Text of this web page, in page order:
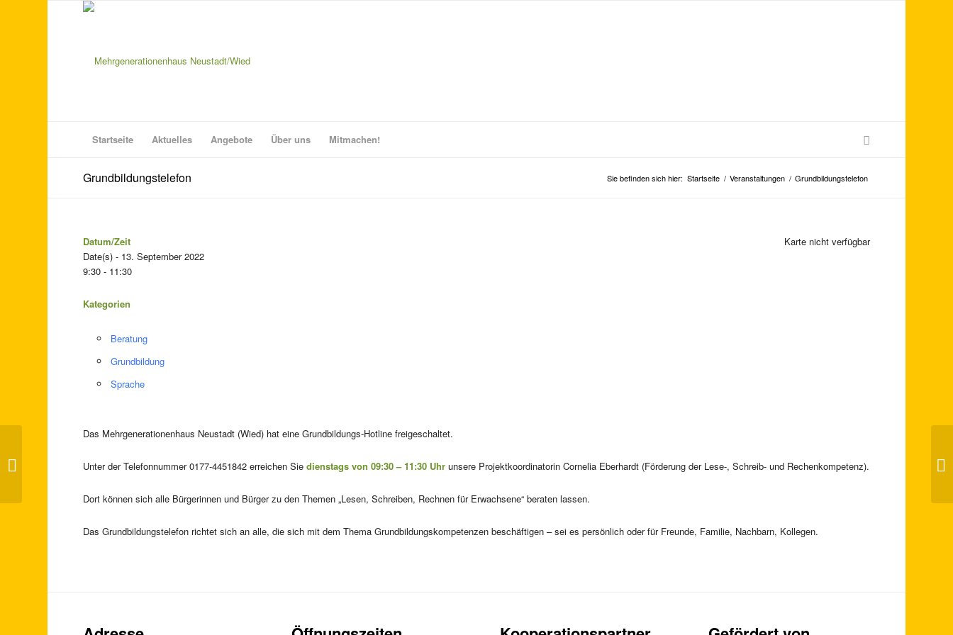
Startseite Aktuelles Angebote Über uns Mitmachen!
Grundbildungstelefon Sie befinden sich hier: Startseite / Veranstaltungen / Grundbildungstelefon
Karte nicht verfügbar
Datum/Zeit
Date(s) - 13. September 2022
9:30 - 11:30
Kategorien
Beratung
Grundbildung
Sprache
Das Mehrgenerationenhaus Neustadt (Wied) hat eine Grundbildungs-Hotline freigeschaltet.
Unter der Telefonnummer 0177-4451842 erreichen Siedienstags von 09:30 – 11:30 Uhr unsere Projektkoordinatorin Cornelia Eberhardt (Förderung der Lese-, Schreib- und Rechenkompetenz).
Dort können sich alle Bürgerinnen und Bürger zu den Themen „Lesen, Schreiben, Rechnen für Erwachsene“ beraten lassen.
Das Grundbildungstelefon richtet sich an alle, die sich mit dem Thema Grundbildungskompetenzen beschäftigen – sei es persönlich oder für Freunde, Familie, Nachbarn, Kollegen.